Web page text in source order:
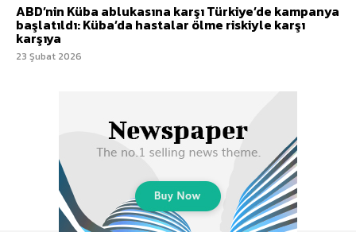
ABD’nin Küba ablukasına karşı Türkiye’de kampanya
başlatıldı: Küba’da hastalar ölme riskiyle karşı
karşıya
23 Şubat 2026